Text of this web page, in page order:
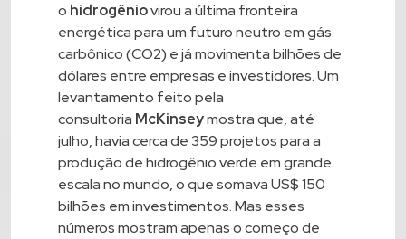
o hidrogêniovirou a última fronteira
energética para um futuro neutro em gás
carbônico (CO2) e já movimenta bilhões de
dólares entre empresas e investidores. Um
levantamento feito pela
consultoria McKinseymostra que, até
julho, havia cerca de 359 projetos para a
produção de hidrogênio verde em grande
escala no mundo, o que somava US$ 150
bilhões em investimentos. Mas esses
números mostram apenas o começo de